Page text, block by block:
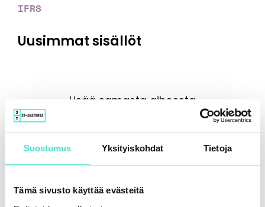
Suostumus Yksityiskohdat Tietoja
Tämä sivusto käyttää evästeitä
IFRS
Uusimmat sisällöt
Lisää samasta aiheesta